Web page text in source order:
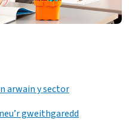
arwain y sector
gweithgaredd